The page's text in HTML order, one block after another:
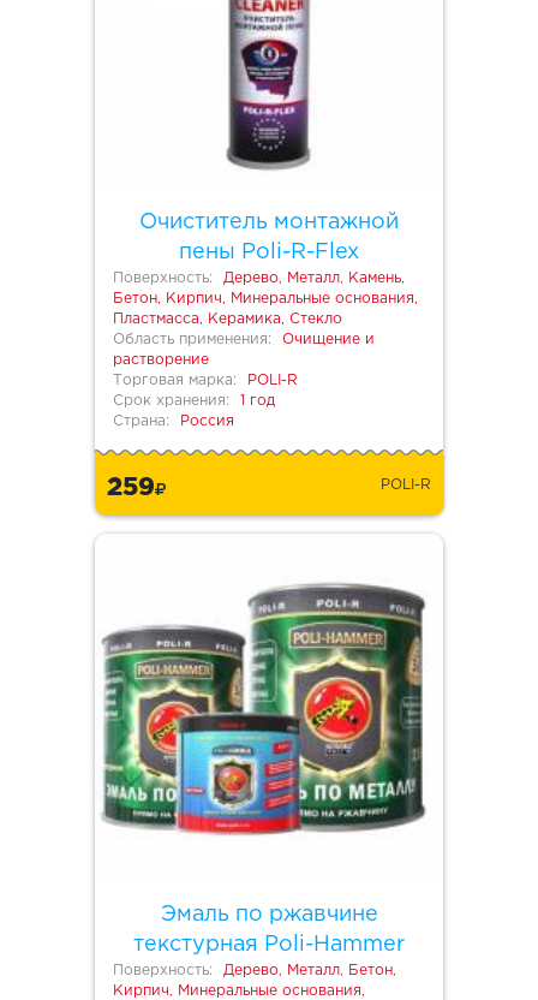
Очиститель монтажной
пены Poli-R-Flex
Поверхность:
Дерево, Металл, Камень,
Бетон, Кирпич, Минеральные основания,
Пластмасса, Керамика, Стекло
Область применения:
Очищение и
растворение
Торговая марка:
POLI-R
Срок хранения:
1 год
Страна:
Россия
259 POLI-R
Эмаль по ржавчине
текстурная Poli-Hammer
Поверхность:
Дерево, Металл, Бетон,
Кирпич, Минеральные основания,